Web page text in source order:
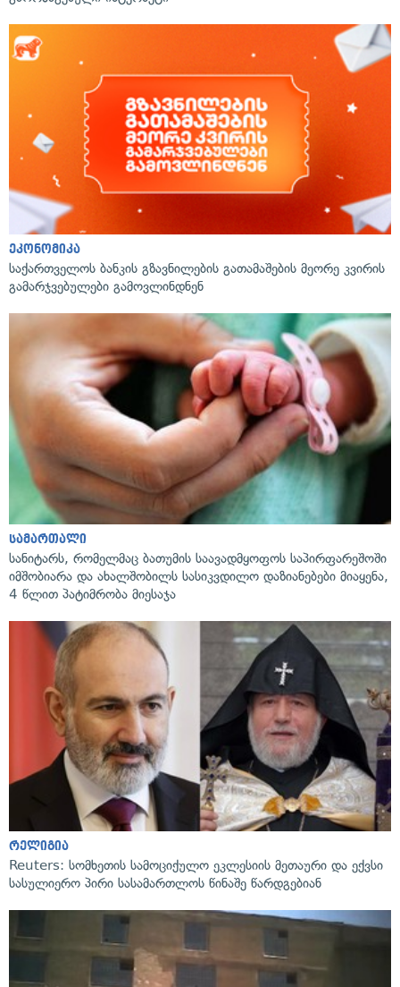
ეკონომიკა
საქართველოს ბანკის გზავნილების გათამაშების მეორე კვირის
გამარჯვებულები გამოვლინდნენ
სამართალი
სანიტარს, რომელმაც ბათუმის საავადმყოფოს საპირფარეშოში
იმშობიარა და ახალშობილს სასიკვდილო დაზიანებები მიაყენა,
4 წლით პატიმრობა მიესაჯა
რელიგია
Reuters: სომხეთის სამოციქულო ეკლესიის მეთაური და ექვსი
სასულიერო პირი სასამართლოს წინაშე წარდგებიან